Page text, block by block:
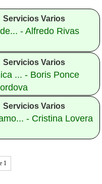
Servicios Varios
- Alfredo Rivas
Servicios Varios
... - Boris Ponce
Servicios Varios
- Cristina Lovera
1